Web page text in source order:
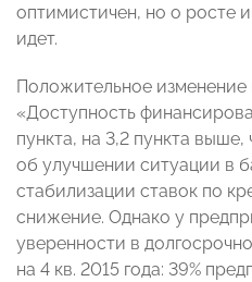
оптимистичен, но о росте
идет.
Положительное изменение
«Доступность
пункта, на 3,2 пункта выше,
об улучшении ситуации в
стабилизации ставок по
снижение. Однако у
уверенности в
на 4 кв. 2015 года: 39%